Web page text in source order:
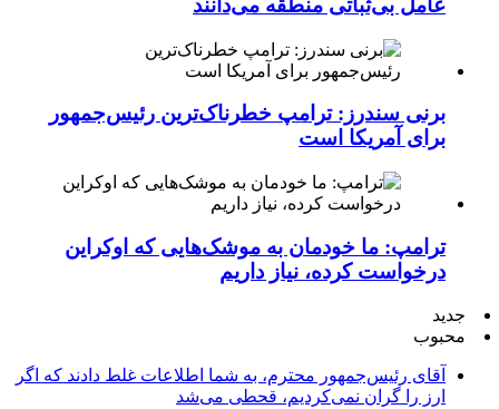
عامل بی‌ثباتی منطقه می‌دانند
برنی سندرز: ترامپ خطرناک‌ترین رئیس‌جمهور
برای آمریکا است
ترامپ: ما خودمان به موشک‌هایی که اوکراین
درخواست کرده، نیاز داریم
جدید
محبوب
آقای رئیس‌جمهور محترم، به شما اطلاعات غلط دادند که اگر
ارز را گران نمی‌کردیم، قحطی می‌شد